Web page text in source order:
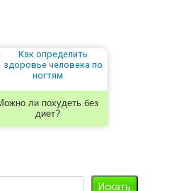
ли похудеть без
диет?